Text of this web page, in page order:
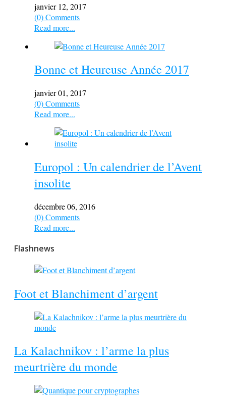
janvier 12, 2017
(0) Comments
Read more...
Bonne et Heureuse Année 2017
janvier 01, 2017
(0) Comments
Read more...
Europol : Un calendrier de l’Avent
insolite
décembre 06, 2016
(0) Comments
Read more...
Flashnews
Foot et Blanchiment d’argent
La Kalachnikov : l’arme la plus
meurtrière du monde